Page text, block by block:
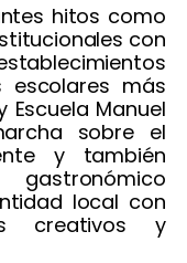
hitos como
con
escolares más
Escuela Manuel
sobre el
y también
local con
creativos y